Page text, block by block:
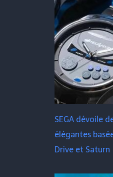
SEGA dévoile
élégantes
Drive et Saturn